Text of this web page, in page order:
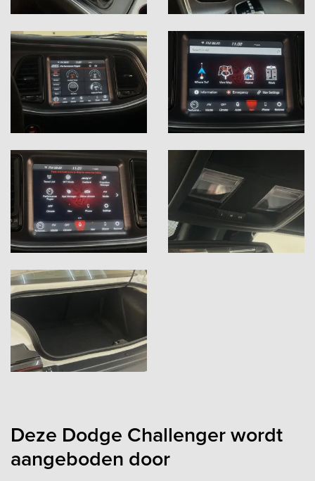
Deze Dodge Challenger wordt
aangeboden door